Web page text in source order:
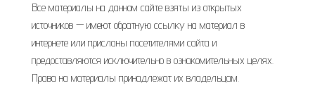
Все материалы на данном сайте взяты из открытых
источников — имеют обратную ссылку на материал в
интернете или присланы посетителями сайта и
предоставляются исключительно в ознакомительных целях.
Права на материалы принадлежат их владельцам.